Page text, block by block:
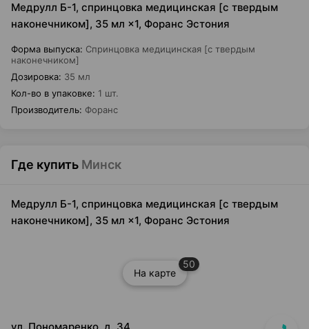
Медрулл Б-1, спринцовка медицинская [с твердым
наконечником], 35 мл ×1, Форанс Эстония
Форма выпуска: Спринцовка медицинская [с твердым
наконечником]
Дозировка: 35 мл
Кол-во в упаковке: 1 шт.
Производитель: Форанс
Где купить Минск
Медрулл Б-1, спринцовка медицинская [с твердым
наконечником], 35 мл ×1, Форанс Эстония
На карте
50